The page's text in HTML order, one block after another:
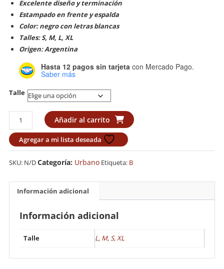
Excelente diseño y terminación
Estampado en frente y espalda
Color: negro con letras blancas
Talles: S, M, L, XL
Origen: Argentina
Hasta 12 pagos sin tarjetacon Mercado Pago.
Saber más
Talle
Buzo
Bronx
"Calaka"
cantidad
Añadir al carrito
Agregar a mi lista deseada
SKU: N/DCategoría: Urbano Etiqueta: B
Información adicional
Información adicional
Talle L, M,S,XL